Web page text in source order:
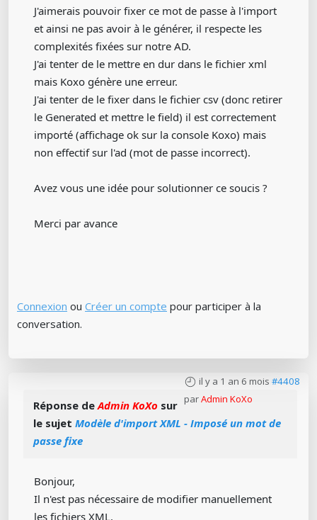
J'aimerais pouvoir fixer ce mot de passe à l'import
et ainsi ne pas avoir à le générer, il respecte les
complexités fixées sur notre AD.
J'ai tenter de le mettre en dur dans le fichier xml
mais Koxo génère une erreur.
J'ai tenter de le fixer dans le fichier csv (donc retirer
le Generated et mettre le field) il est correctement
importé (affichage ok sur la console Koxo) mais
non effectif sur l'ad (mot de passe incorrect).
Avez vous une idée pour solutionner ce soucis ?
Merci par avance
Connexion ou Créer un compte pour participer à la
conversation.
il y a 1 an 6 mois #4408
parAdmin KoXo
Réponse deAdmin KoXo sur
le sujet Modèle d'import XML - Imposé un mot de
passe fixe
Bonjour,
Il n'est pas nécessaire de modifier manuellement
les fichiers XML.